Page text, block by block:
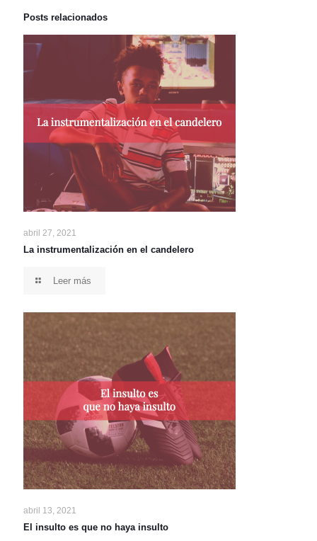
Posts relacionados
abril 27, 2021
La instrumentalización en el candelero
Leer más
abril 13, 2021
El insulto es que no haya insulto